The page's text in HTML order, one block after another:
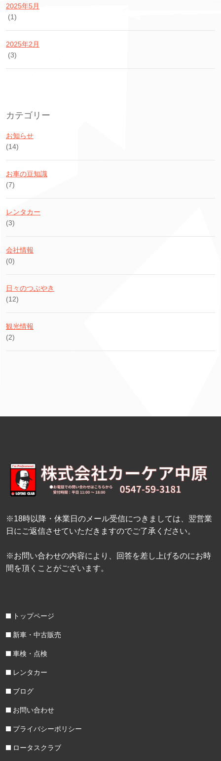
2025年5月
(1)
2025年2月
(3)
カテゴリー
お知らせ
(14)
お車の豆知識
(7)
レンタカー
(3)
会社情報
(0)
日々のつぶやき
(12)
観光情報
(2)
※18時以降・休業日のメール受信につきましては、翌営業
日にご返信させていただきますのでご了承ください。
※お問い合わせの内容により、回答を差し上げるのにお時
間を頂くことがございます。
トップページ
新車・中古販売
車検・点検
レンタカー
ブログ
お問い合わせ
プライバシーポリシー
ロータスクラブ